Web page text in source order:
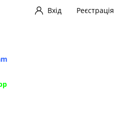
Вхід Реєстрація